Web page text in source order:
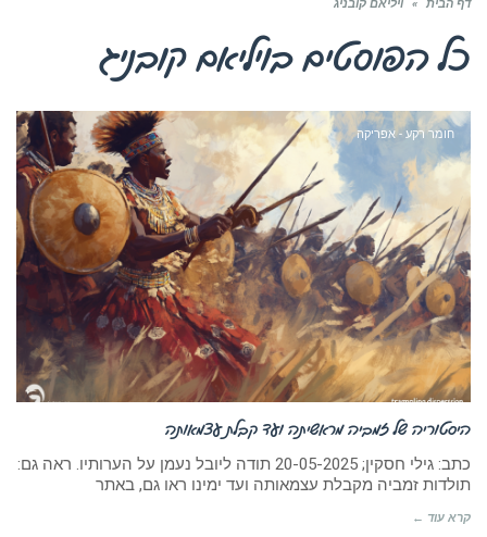
דף הבית » ויליאם קובניג
כל הפוסטים בויליאם קובניג
חומר רקע - אפריקה
היסטוריה של זמביה מראשיתה ועד קבלת עצמאותה
כתב: גילי חסקין; 20-05-2025 תודה ליובל נעמן על הערותיו. ראה גם:
תולדות זמביה מקבלת עצמאותה ועד ימינו ראו גם, באתר
קרא עוד ←